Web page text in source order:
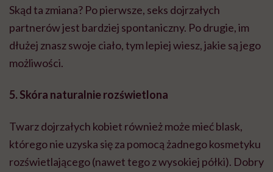
Skąd ta zmiana? Po pierwsze, seks dojrzałych
partnerów jest bardziej spontaniczny. Po drugie, im
dłużej znasz swoje ciało, tym lepiej wiesz, jakie są jego
możliwości.
5. Skóra naturalnie rozświetlona
Twarz dojrzałych kobiet również może mieć blask,
którego nie uzyska się za pomocą żadnego kosmetyku
rozświetlającego (nawet tego z wysokiej półki). Dobry